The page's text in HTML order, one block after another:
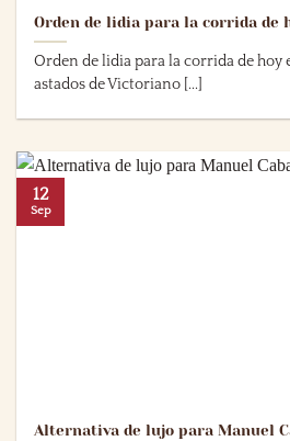
Orden de lidia para la corrida de
Orden de lidia para la corrida de hoy
astados de Victoriano [...]
Alternativa de lujo para Manuel
12
Sep